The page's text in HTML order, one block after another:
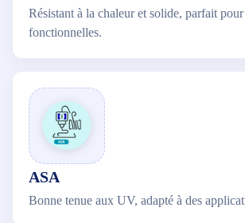
Résistant à la chaleur et solide, parfait
fonctionnelles.
ASA
Bonne tenue aux UV, adapté à des